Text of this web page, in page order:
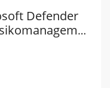
Defender